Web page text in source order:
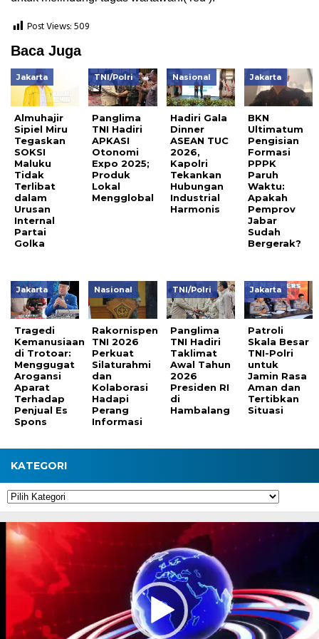
Post Views:509
Baca Juga
Jakarta
Almuhajir
Sipiel Miru
Tegaskan
SOKSI
Maluku
Tidak
Terlibat
dalam
Urusan
Internal
Partai
Golka
TNI/Polri
Panglima
TNI Hadiri
APKASI
Otonomi
Expo 2025;
Produk
Lokal
Mengglobal
Nasional
Hadiri Gala
Dinner
ASEAN TUC
2026,
Kapolri
Tekankan
Hubungan
Industrial
Harmonis
Jakarta
BKN
Ultimatum
Pengisian
Formasi
PPPK
Paruh
Waktu:
Apakah
Pemprov
Jabar
Sudah
Bergerak?
Jakarta
Tragedi
Kemanusiaan
di Trotoar:
Menggugat
Arogansi
Aparat
Terhadap
Penjual Es
Spons
Nasional
Rakornispen
TNI 2026
Perkuat
Silaturahmi
dan
Kolaborasi
Hadapi
Perang
Informasi
TNI/Polri
Panglima
TNI Hadiri
Taklimat
Awal Tahun
2026
Presiden RI
di
Hambalang
Jakarta
Patroli
Skala Besar
TNI-Polri
untuk
Jamin Rasa
Aman dan
Tertibkan
Situasi
KATEGORI
Kategori
Pemutar
Video